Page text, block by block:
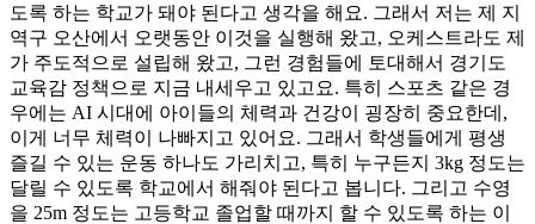
도록 하는 학교가 돼야 된다고 생각을 해요. 그래서 저는 제 지
역구 오산에서 오랫동안 이것을 실행해 왔고, 오케스트라도 제
가 주도적으로 설립해 왔고, 그런 경험들에 토대해서 경기도
교육감 정책으로 지금 내세우고 있고요. 특히 스포츠 같은 경
우에는 AI 시대에 아이들의 체력과 건강이 굉장히 중요한데,
이게 너무 체력이 나빠지고 있어요. 그래서 학생들에게 평생
즐길 수 있는 운동 하나도 가리치고, 특히 누구든지 3kg 정도는
달릴 수 있도록 학교에서 해줘야 된다고 봅니다. 그리고 수영
을 25m 정도는 고등학교 졸업할 때까지 할 수 있도록 하는 이